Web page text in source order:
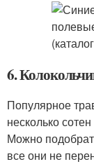
6.
Популярное
несколько
Можно
все они не